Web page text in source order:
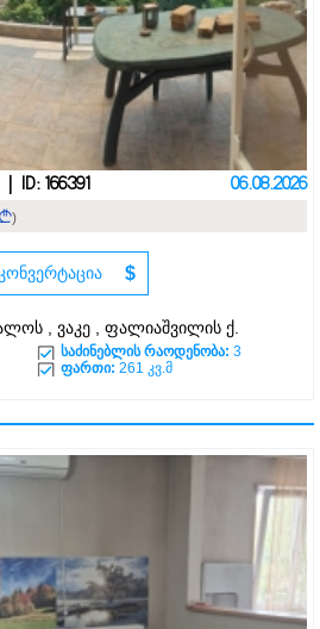
ID: 166391 06.08.2026
)
კონვერტაცია $
, ვაკე , ფალიაშვილის ქ.
საძინებლის რაოდენობა: 3
ფართი: 261 კვ.მ